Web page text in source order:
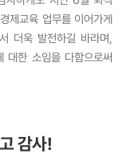
제교육 업무를 이어가게
더욱 발전하길 바라며,
대한 소임을 다함으로써
감사!